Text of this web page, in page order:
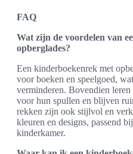
FAQ
Wat zijn de voordelen van
opberglades?
Een kinderboekenrek met
voor boeken en speelgoed,
verminderen. Bovendien
voor hun spullen en blijven
rekken zijn ook stijlvol en
kleuren en designs, passend
kinderkamer.